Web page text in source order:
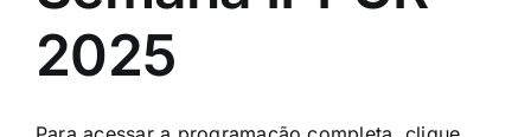
2025